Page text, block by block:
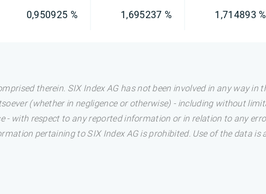
0,950925 % 1,695237 % 1,714893 %
therein. SIX Index AG has not been involved in any way
(whether in negligence or otherwise) - including without
- with respect to any reported information or in relation to any
pertaining to SIX Index AG is prohibited. Use of the data is